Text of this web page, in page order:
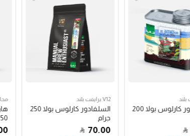
السلفادور كارلوس بولا 200
V12 برايفت بلند
السلفادور كارلوس بولا 250
جرام
70.00
250